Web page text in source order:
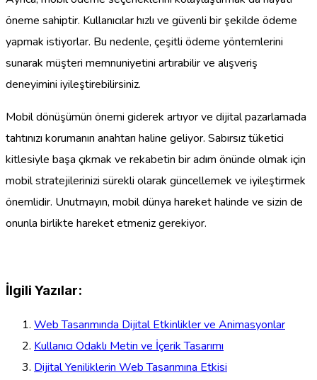
öneme sahiptir. Kullanıcılar hızlı ve güvenli bir şekilde ödeme
yapmak istiyorlar. Bu nedenle, çeşitli ödeme yöntemlerini
sunarak müşteri memnuniyetini artırabilir ve alışveriş
deneyimini iyileştirebilirsiniz.
Mobil dönüşümün önemi giderek artıyor ve dijital pazarlamada
tahtınızı korumanın anahtarı haline geliyor. Sabırsız tüketici
kitlesiyle başa çıkmak ve rekabetin bir adım önünde olmak için
mobil stratejilerinizi sürekli olarak güncellemek ve iyileştirmek
önemlidir. Unutmayın, mobil dünya hareket halinde ve sizin de
onunla birlikte hareket etmeniz gerekiyor.
İlgili Yazılar:
Web Tasarımında Dijital Etkinlikler ve Animasyonlar
Kullanıcı Odaklı Metin ve İçerik Tasarımı
Dijital Yeniliklerin Web Tasarımına Etkisi